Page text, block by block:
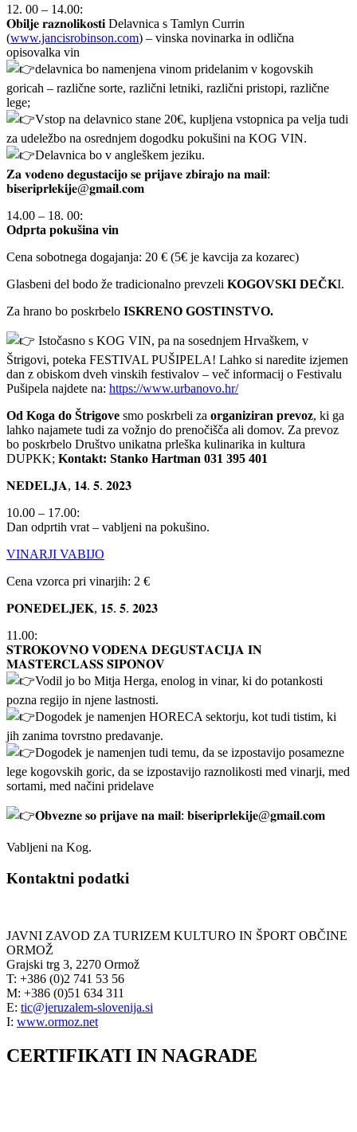
12. 00 – 14.00:
𝐎𝐛𝐢𝐥𝐣𝐞 𝐫𝐚𝐳𝐧𝐨𝐥𝐢𝐤𝐨𝐬𝐭𝐢 Delavnica s Tamlyn Currin
(www.jancisrobinson.com) – vinska novinarka in odlična
opisovalka vin
delavnica bo namenjena vinom pridelanim v kogovskih
goricah – različne sorte, različni letniki, različni pristopi, različne
lege;
Vstop na delavnico stane 20€, kupljena vstopnica pa velja tudi
za udeležbo na osrednjem dogodku pokušini na KOG VIN.
Delavnica bo v angleškem jeziku.
𝐙𝐚 𝐯𝐨𝐝𝐞𝐧𝐨 𝐝𝐞𝐠𝐮𝐬𝐭𝐚𝐜𝐢𝐣𝐨 𝐬𝐞 𝐩𝐫𝐢𝐣𝐚𝐯𝐞 𝐳𝐛𝐢𝐫𝐚𝐣𝐨 𝐧𝐚 𝐦𝐚𝐢𝐥:
𝐛𝐢𝐬𝐞𝐫𝐢𝐩𝐫𝐥𝐞𝐤𝐢𝐣𝐞@𝐠𝐦𝐚𝐢𝐥.𝐜𝐨𝐦
14.00 – 18. 00:
Odprta pokušina vin
Cena sobotnega dogajanja: 20 € (5€ je kavcija za kozarec)
Glasbeni del bodo že tradicionalno prevzeli KOGOVSKI DEČKI.
Za hrano bo poskrbelo ISKRENO GOSTINSTVO.
Istočasno s KOG VIN, pa na sosednjem Hrvaškem, v
Štrigovi, poteka FESTIVAL PUŠIPELA! Lahko si naredite izjemen
dan z obiskom dveh vinskih festivalov – več informacij o Festivalu
Pušipela najdete na: https://www.urbanovo.hr/
Od Koga do Štrigove smo poskrbeli za organiziran prevoz, ki ga
lahko najamete tudi za vožnjo do prenočišča ali domov. Za prevoz
bo poskrbelo Društvo unikatna prleška kulinarika in kultura
DUPKK; Kontakt: Stanko Hartman 031 395 401
𝐍𝐄𝐃𝐄𝐋𝐉𝐀, 𝟏𝟒. 𝟓. 𝟐𝟎𝟐𝟑
10.00 – 17.00:
Dan odprtih vrat – vabljeni na pokušino.
VINARJI VABIJO
Cena vzorca pri vinarjih: 2 €
𝐏𝐎𝐍𝐄𝐃𝐄𝐋𝐉𝐄𝐊, 𝟏𝟓. 𝟓. 𝟐𝟎𝟐𝟑
11.00:
𝐒𝐓𝐑𝐎𝐊𝐎𝐕𝐍𝐎 𝐕𝐎𝐃𝐄𝐍𝐀 𝐃𝐄𝐆𝐔𝐒𝐓𝐀𝐂𝐈𝐉𝐀 𝐈𝐍
𝐌𝐀𝐒𝐓𝐄𝐑𝐂𝐋𝐀𝐒𝐒 𝐒̌𝐈𝐏𝐎𝐍𝐎𝐕
Vodil jo bo Mitja Herga, enolog in vinar, ki do potankosti
pozna regijo in njene lastnosti.
Dogodek je namenjen HORECA sektorju, kot tudi tistim, ki
jih zanima tovrstno predavanje.
Dogodek je namenjen tudi temu, da se izpostavijo posamezne
lege kogovskih goric, da se izpostavijo raznolikosti med vinarji, med
sortami, med načini pridelave
𝐎𝐛𝐯𝐞𝐳𝐧𝐞 𝐬𝐨 𝐩𝐫𝐢𝐣𝐚𝐯𝐞 𝐧𝐚 𝐦𝐚𝐢𝐥: 𝐛𝐢𝐬𝐞𝐫𝐢𝐩𝐫𝐥𝐞𝐤𝐢𝐣𝐞@𝐠𝐦𝐚𝐢𝐥.𝐜𝐨𝐦
Vabljeni na Kog.
Kontaktni podatki
JAVNI ZAVOD ZA TURIZEM KULTURO IN ŠPORT OBČINE
ORMOŽ
Grajski trg 3, 2270 Ormož
T: +386 (0)2 741 53 56
M: +386 (0)51 634 311
E: tic@jeruzalem-slovenija.si
I: www.ormoz.net
CERTIFIKATI IN NAGRADE